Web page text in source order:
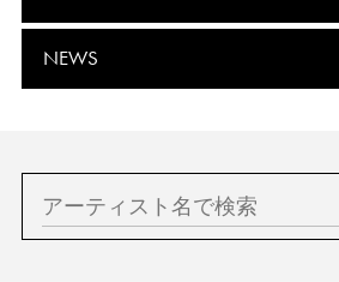
NEWS